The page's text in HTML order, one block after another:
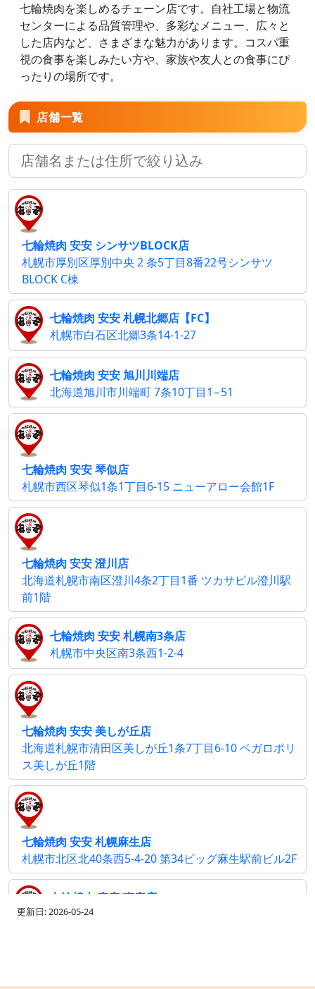
七輪焼肉を楽しめるチェーン店です。自社工場と物流
センターによる品質管理や、多彩なメニュー、広々と
した店内など、さまざまな魅力があります。コスパ重
視の食事を楽しみたい方や、家族や友人との食事にぴ
ったりの場所です。
店舗一覧
七輪焼肉 安安 シンサツBLOCK店
札幌市厚別区厚別中央 2 条5丁目8番22号シンサツ
BLOCK C棟
七輪焼肉 安安 札幌北郷店【FC】
札幌市白石区北郷3条14-1-27
七輪焼肉 安安 旭川川端店
北海道旭川市川端町 7条10丁目1−51
七輪焼肉 安安 琴似店
札幌市西区琴似1条1丁目6-15 ニューアロー会館1F
七輪焼肉 安安 澄川店
北海道札幌市南区澄川4条2丁目1番 ツカサビル澄川駅
前1階
七輪焼肉 安安 札幌南3条店
札幌市中央区南3条西1-2-4
七輪焼肉 安安 美しが丘店
北海道札幌市清田区美しが丘1条7丁目6-10 ベガロポリ
ス美しが丘1階
七輪焼肉 安安 札幌麻生店
札幌市北区北40条西5-4-20 第34ビッグ麻生駅前ビル2F
七輪焼肉 安安 恵庭店
北海道恵庭市和光町1-1-33
更新日: 2026-05-24